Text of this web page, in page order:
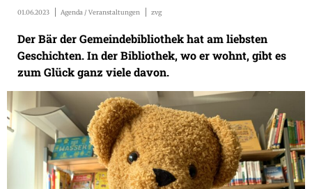
01.06.2023 Agenda / Veranstaltungen zvg
Der Bär der Gemeindebibliothek hat am liebsten
Geschichten. In der Bibliothek, wo er wohnt, gibt es
zum Glück ganz viele davon.